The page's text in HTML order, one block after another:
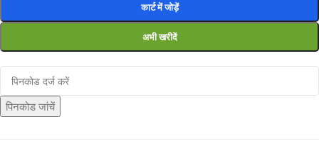
कार्ट में जोड़ें
अभी खरीदें
पिनकोड जांचें